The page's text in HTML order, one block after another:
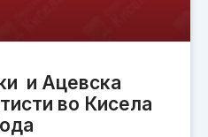
и Ацевска
во Кисела